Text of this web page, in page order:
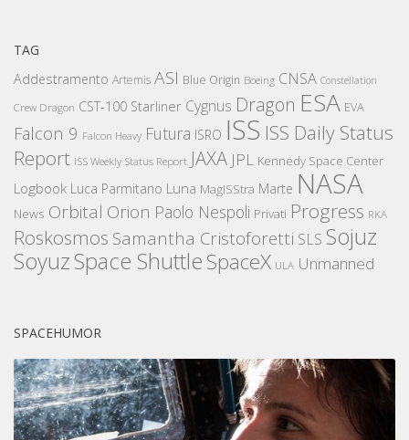
TAG
Addestramento Artemis ASI Blue Origin Boeing CNSA Constellation
Crew Dragon CST-100 Starliner Cygnus Dragon ESA EVA
Falcon 9 Falcon Heavy Futura ISRO ISS ISS Daily Status
Report ISS Weekly Status Report JAXA JPL Kennedy Space Center
Logbook Luca Parmitano Luna MagISStra Marte NASA
News Orbital Orion Paolo Nespoli Privati Progress RKA
Roskosmos Samantha Cristoforetti SLS Sojuz
SoyuzSpace ShuttleSpaceX ULA Unmanned
SPACEHUMOR